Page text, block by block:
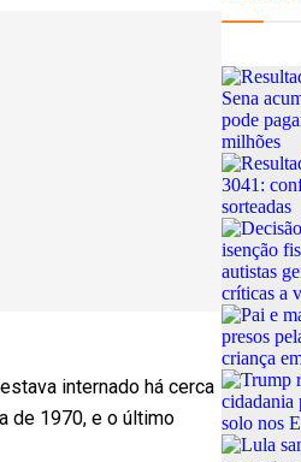
internado há cerca
de 1970, e o último